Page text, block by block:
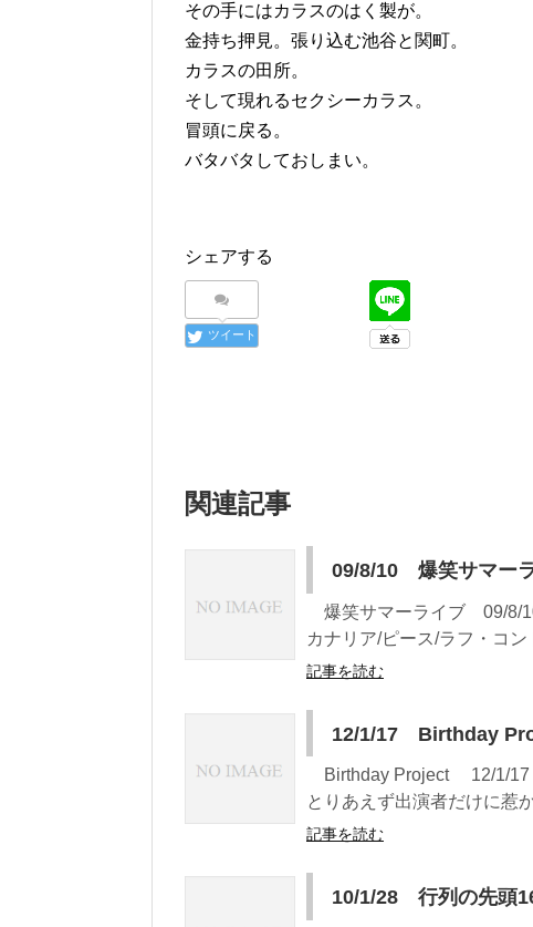
その手にはカラスのはく製が。
金持ち押見。張り込む池谷と関町。
カラスの田所。
そして現れるセクシーカラス。
冒頭に戻る。
バタバタしておしまい。
シェアする
ツイート
関連記事
09/8/10 爆笑サマー
爆笑サマーライブ 09/8/
カナリア/ピース/ラフ・コ
記事を読む
12/1/17 Birthday
Birthday Project 12/1/
とりあえず出演者だけに惹
記事を読む
10/1/28 行列の先頭